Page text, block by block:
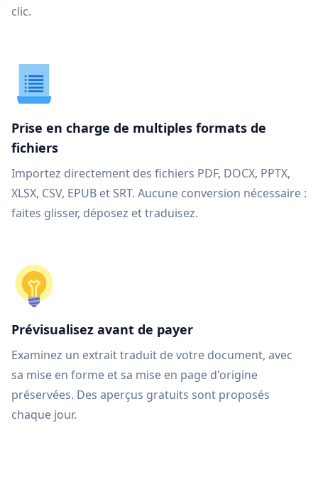
clic.
Prise en charge de multiples formats de
fichiers
Importez directement des fichiers PDF, DOCX, PPTX,
XLSX, CSV, EPUB et SRT. Aucune conversion nécessaire :
faites glisser, déposez et traduisez.
Prévisualisez avant de payer
Examinez un extrait traduit de votre document, avec
sa mise en forme et sa mise en page d'origine
préservées. Des aperçus gratuits sont proposés
chaque jour.